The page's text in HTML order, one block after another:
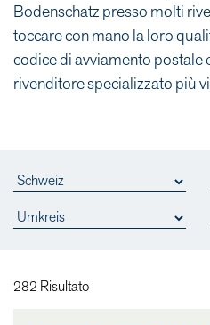
Bodenschatz presso molti
toccare con mano la loro
codice di avviamento postale
rivenditore specializzato più
282 Risultato